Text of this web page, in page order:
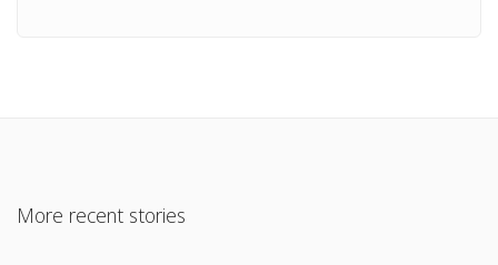
More recent stories